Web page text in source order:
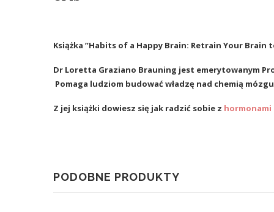
Książka ”Habits of a Happy Brain: Retrain Your
Dr Loretta Graziano Brauning jest emerytowanym
Pomaga ludziom budować władzę nad chemią
Z jej książki dowiesz się jak radzić sobie z hormonami
PODOBNE PRODUKTY